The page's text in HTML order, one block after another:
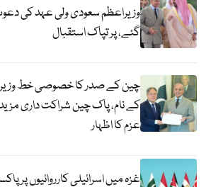
وزیراعظم سعودی ولی عہد کی
گئے، پر تپاک استقبال
چین کے صدر کا خصوصی خط
کے نام، پاک چین شراکت داری
عزم کا اظہار